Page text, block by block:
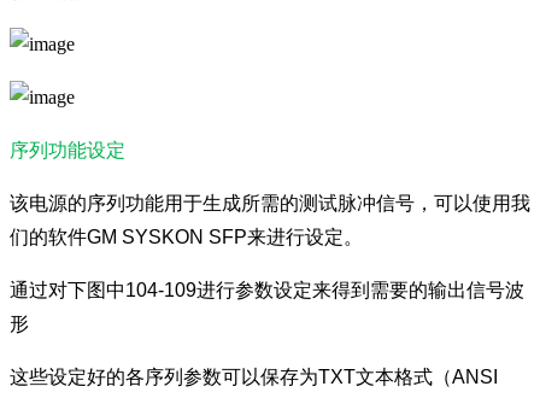
序列功能设定
该电源的序列功能用于生成所需的测试脉冲信号，可以使用我
们的软件GM SYSKON SFP来进行设定。
通过对下图中104-109进行参数设定来得到需要的输出信号波
形
这些设定好的各序列参数可以保存为TXT文本格式（ANSI